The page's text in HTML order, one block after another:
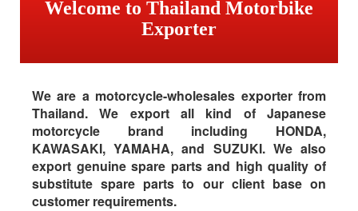
Welcome to Thailand Motorbike
Exporter
We are a motorcycle-wholesales exporter from
Thailand. We export all kind of Japanese
motorcycle brand including HONDA,
KAWASAKI, YAMAHA, and SUZUKI. We also
export genuine spare parts and high quality of
substitute spare parts to our client base on
customer requirements.